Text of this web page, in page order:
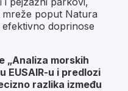
poput Natura
doprinose
„Analiza morskih
EUSAIR-u i predlozi
razlika između